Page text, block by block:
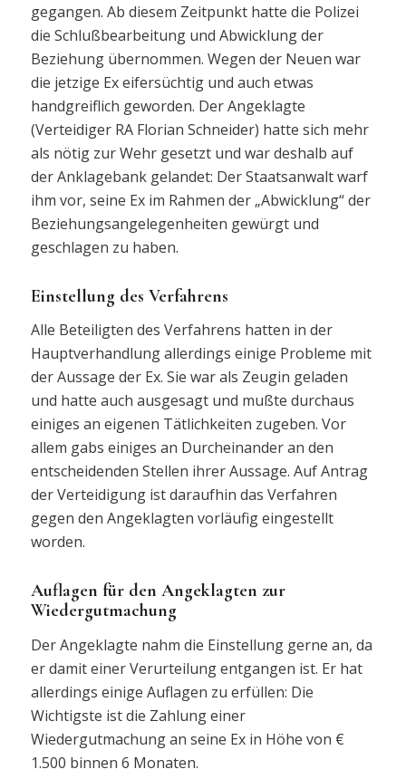
gegangen. Ab diesem Zeitpunkt hatte die Polizei
die Schlußbearbeitung und Abwicklung der
Beziehung übernommen. Wegen der Neuen war
die jetzige Ex eifersüchtig und auch etwas
handgreiflich geworden. Der Angeklagte
(Verteidiger RA Florian Schneider) hatte sich mehr
als nötig zur Wehr gesetzt und war deshalb auf
der Anklagebank gelandet: Der Staatsanwalt warf
ihm vor, seine Ex im Rahmen der „Abwicklung“ der
Beziehungsangelegenheiten gewürgt und
geschlagen zu haben.
Einstellung des Verfahrens
Alle Beteiligten des Verfahrens hatten in der
Hauptverhandlung allerdings einige Probleme mit
der Aussage der Ex. Sie war als Zeugin geladen
und hatte auch ausgesagt und mußte durchaus
einiges an eigenen Tätlichkeiten zugeben. Vor
allem gabs einiges an Durcheinander an den
entscheidenden Stellen ihrer Aussage. Auf Antrag
der Verteidigung ist daraufhin das Verfahren
gegen den Angeklagten vorläufig eingestellt
worden.
Auflagen für den Angeklagten zur
Wiedergutmachung
Der Angeklagte nahm die Einstellung gerne an, da
er damit einer Verurteilung entgangen ist. Er hat
allerdings einige Auflagen zu erfüllen: Die
Wichtigste ist die Zahlung einer
Wiedergutmachung an seine Ex in Höhe von €
1.500 binnen 6 Monaten.